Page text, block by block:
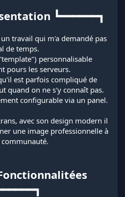
┗━━━━━━┓
travail qui m'a demandé pas
de temps.
personnalisable
pours les serveurs.
est parfois compliqué de
quand on ne s'y connaît pas.
configurable via un panel.
avec son design modern il
une image professionnelle à